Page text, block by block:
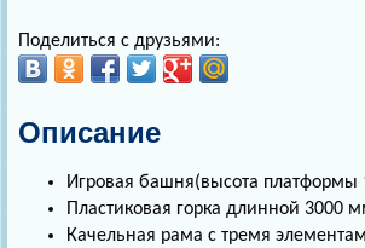
Поделиться с друзьями:
Описание
Игровая башня(высота платформы
Пластиковая горка длинной 3000
Качельная рама с тремя